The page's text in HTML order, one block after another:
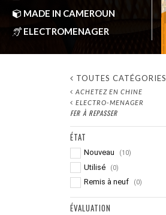
MADE IN CAMEROUN
ELECTROMENAGER
byAFOMA-CM
TOUTES CATÉGORIES
ACHETEZ EN CHINE
ELECTRO-MENAGER
FER À REPASSER
ÉTAT
Nouveau (10)
Utilisé (0)
Remis à neuf (0)
ÉVALUATION